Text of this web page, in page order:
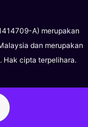
A) merupakan
dan merupakan
Hak cipta terpelihara.